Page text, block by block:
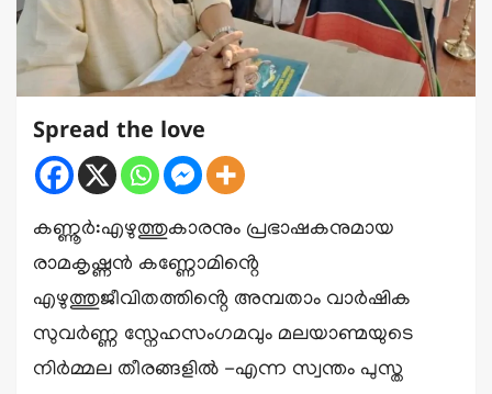
Spread the love
കണ്ണൂർ:എഴുത്തുകാരനും പ്രഭാഷകനുമായ
രാമകൃഷ്ണൻ കണ്ണോമിൻ്റെ
എഴുത്തുജീവിതത്തിൻ്റെ അമ്പതാം വാർഷിക
സുവർണ്ണ സ്നേഹസംഗമവും മലയാണ്മയുടെ
നിർമ്മല തീരങ്ങളിൽ -എന്ന സ്വന്തം പുസ്ത